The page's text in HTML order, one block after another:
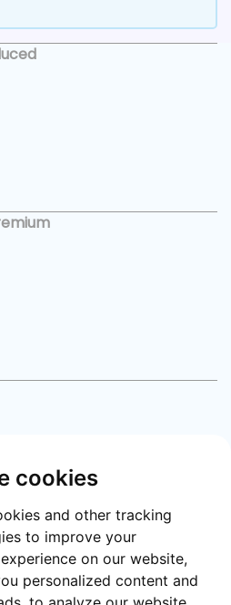
cookies
and other tracking
to improve your
on our website,
personalized content and